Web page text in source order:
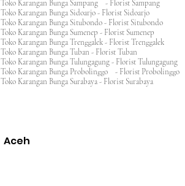
Toko Karangan Bunga Sampang - Florist Sampang
Toko Karangan Bunga Sidoarjo - Florist Sidoarjo
Toko Karangan Bunga Situbondo - Florist Situbondo
Toko Karangan Bunga Sumenep - Florist Sumenep
Toko Karangan Bunga Trenggalek - Florist Trenggalek
Toko Karangan Bunga Tuban - Florist Tuban
Toko Karangan Bunga Tulungagung - Florist Tulungagung
Toko Karangan Bunga Probolinggo - Florist Probolinggo
Toko Karangan Bunga Surabaya - Florist Surabaya
Aceh